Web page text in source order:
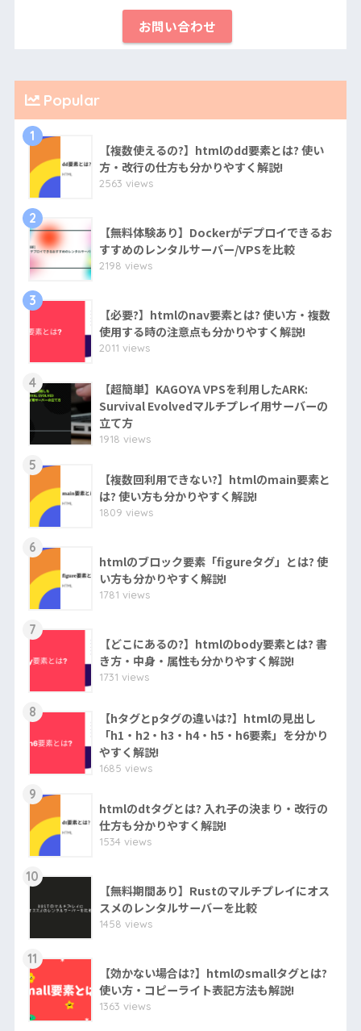
お問い合わせ
Popular
1
【複数使えるの?】htmlのdd要素とは? 使い
方・改行の仕方も分かりやすく解説!
2563 views
2
【無料体験あり】Dockerがデプロイできるお
すすめのレンタルサーバー/VPSを比較
2198 views
3
【必要?】htmlのnav要素とは? 使い方・複数
使用する時の注意点も分かりやすく解説!
2011 views
4
【超簡単】KAGOYA VPSを利用したARK:
Survival Evolvedマルチプレイ用サーバーの
立て方
1918 views
5
【複数回利用できない?】htmlのmain要素と
は? 使い方も分かりやすく解説!
1809 views
6
htmlのブロック要素「figureタグ」とは? 使
い方も分かりやすく解説!
1781 views
7
【どこにあるの?】htmlのbody要素とは? 書
き方・中身・属性も分かりやすく解説!
1731 views
8
【hタグとpタグの違いは?】htmlの見出し
「h1・h2・h3・h4・h5・h6要素」を分かり
やすく解説!
1685 views
9
htmlのdtタグとは? 入れ子の決まり・改行の
仕方も分かりやすく解説!
1534 views
10
【無料期間あり】Rustのマルチプレイにオス
スメのレンタルサーバーを比較
1458 views
11
【効かない場合は?】htmlのsmallタグとは?
使い方・コピーライト表記方法も解説!
1363 views